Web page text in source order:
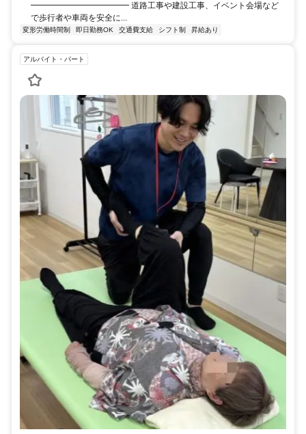
━━━━━━━━━━━━ 道路工事や建設工事、イベント会場など
で歩行者や車両を安全に...
変形労働時間制 即日勤務OK 交通費支給 シフト制 昇給あり
アルバイト・パート